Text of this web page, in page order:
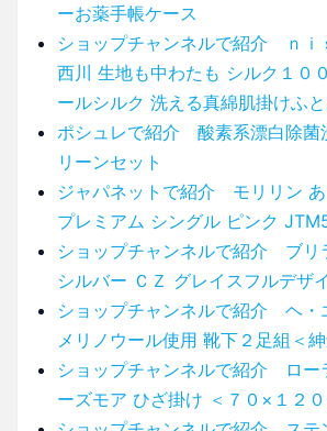
ーお薬手帳ケース
ショップチャンネルで紹介 ｎｉ
西川 生地も中わたも シルク１０
ールシルク 洗える真綿肌掛けふ
ポシュレで紹介 酸素系漂白除菌
リーンセット
ジャパネットで紹介 モリリン
プレミアム シングル ピンク
ショップチャンネルで紹介 ブリ
シルバー ＣＺ グレイスフルデザ
ショップチャンネルで紹介 ヘ・
メリノウール使用 靴下２足組＜
ショップチャンネルで紹介 ロー
ーズモア ひざ掛け ＜７０×１２０